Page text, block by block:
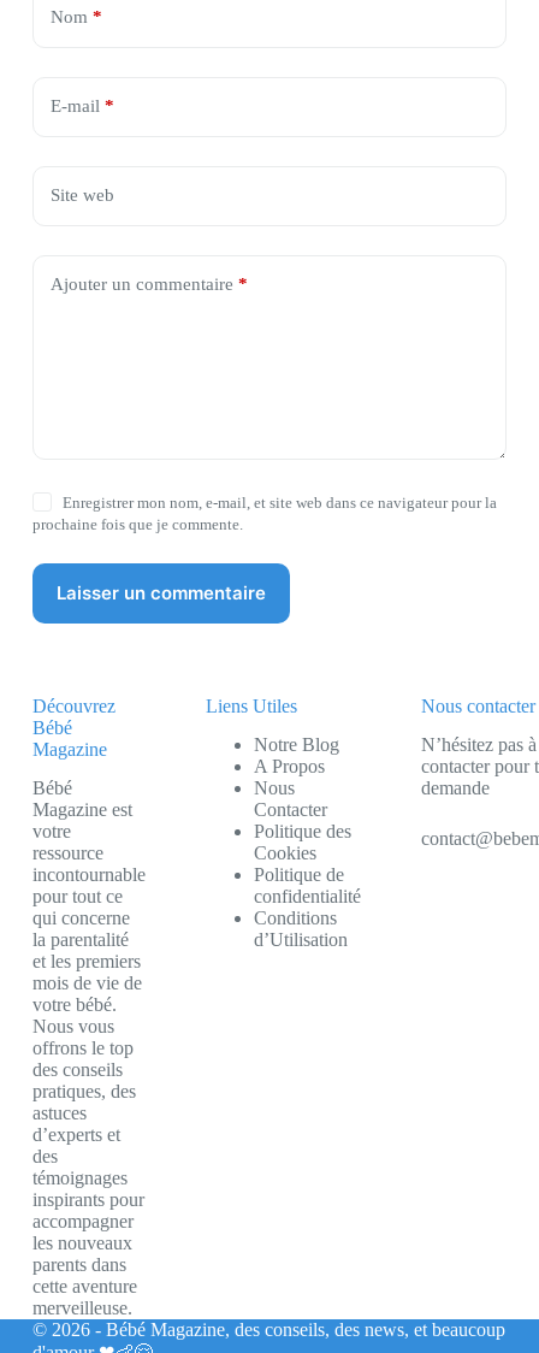
Nom *
E-mail *
Site web
Ajouter un commentaire *
Enregistrer mon nom, e-mail, et site web dans ce navigateur pour la
prochaine fois que je commente.
Laisser un commentaire
Découvrez
Bébé
Magazine
Bébé
Magazine est
votre
ressource
incontournable
pour tout ce
qui concerne
la parentalité
et les premiers
mois de vie de
votre bébé.
Nous vous
offrons le top
des conseils
pratiques, des
astuces
d’experts et
des
témoignages
inspirants pour
accompagner
les nouveaux
parents dans
cette aventure
merveilleuse.
Liens Utiles
Notre Blog
A Propos
Nous
Contacter
Politique des
Cookies
Politique de
confidentialité
Conditions
d’Utilisation
Nous contacter
N’hésitez pas
contacter pour
demande
© 2026 - Bébé Magazine, des conseils, des news, et beaucoup